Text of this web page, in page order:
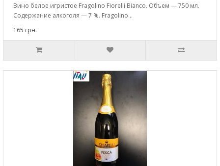
Вино белое игристое Fragolino Fiorelli Bianco. Объем — 750 мл.
Содержание алкоголя — 7 %. Fragolino ..
165 грн.